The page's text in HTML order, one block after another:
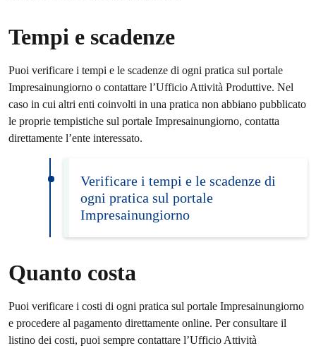
Tempi e scadenze
Puoi verificare i tempi e le scadenze di ogni pratica sul portale
Impresainungiorno o contattare l’Ufficio Attività Produttive. Nel
caso in cui altri enti coinvolti in una pratica non abbiano pubblicato
le proprie tempistiche sul portale Impresainungiorno, contatta
direttamente l’ente interessato.
Verificare i tempi e le scadenze di
ogni pratica sul portale
Impresainungiorno
Quanto costa
Puoi verificare i costi di ogni pratica sul portale Impresainungiorno
e procedere al pagamento direttamente online. Per consultare il
listino dei costi, puoi sempre contattare l’Ufficio Attività